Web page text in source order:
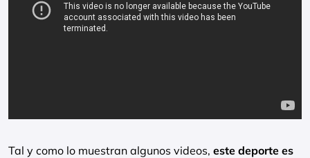
Tal y como lo muestran algunos videos, este deporte es